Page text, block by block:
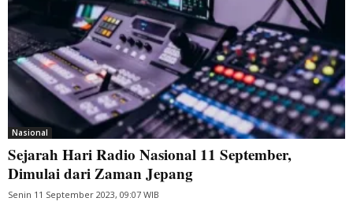
Nasional
Sejarah Hari Radio Nasional 11 September,
Dimulai dari Zaman Jepang
Senin 11 September 2023, 09:07 WIB